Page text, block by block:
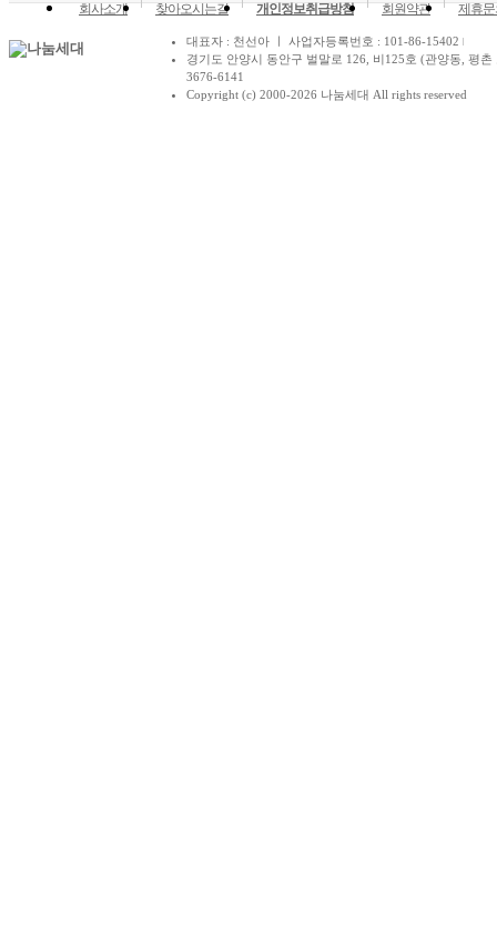
회사소개 찾아오시는길 개인정보취급방침 회원약관 제휴
대표자 : 천선아 ㅣ 사업자등록번호 : 101-86-15402
경기도 안양시 동안구 벌말로 126, 비125호 (관양동, 평
3676-6141
Copyright (c) 2000-2026 나눔세대 All rights reserved